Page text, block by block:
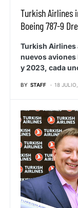
Turkish Airlines
Boeing 787-9
Turkish Airlines
nuevos aviones
y 2023, cada
BY STAFF 18